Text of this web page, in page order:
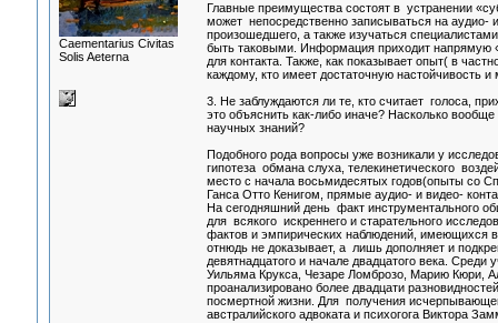
Сaementarius Civitas
Solis Aeterna
Главные преимущества состоят в устранении
может непосредственно записываться на аудио-
произошедшего, а также изучаться
быть таковыми. Информация приходит напрямую
для контакта. Также, как показывает опыт( в
каждому, кто имеет достаточную настойчивость
3. Не заблуждаются ли те, кто считает голоса,
это объяснить как-либо иначе? Насколько
научных знаний?
Подобного рода вопросы уже возникали у
гипотеза обмана слуха, телекинетического
место с начала восьмидесятых годов(опыты со
Ганса Отто Кенигом, прямые аудио- и видео-
На сегодняшний день факт инструментального
для всякого искреннего и старательного
фактов и эмпирических наблюдений, имеющихся
отнюдь не доказывает, а лишь дополняет и
девятнадцатого и начале двадцатого века.
Уильяма Крукса, Чезаре Ломброзо, Марию Кюри,
проанализировано более двадцати
посмертной жизни. Для получения
австралийского адвоката и психогога Виктора